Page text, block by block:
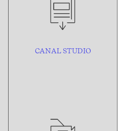
CANAL STUDIO